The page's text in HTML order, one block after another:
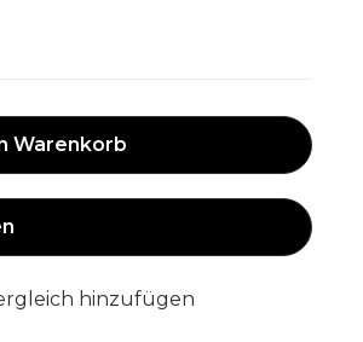
Warenkorb
hinzufügen